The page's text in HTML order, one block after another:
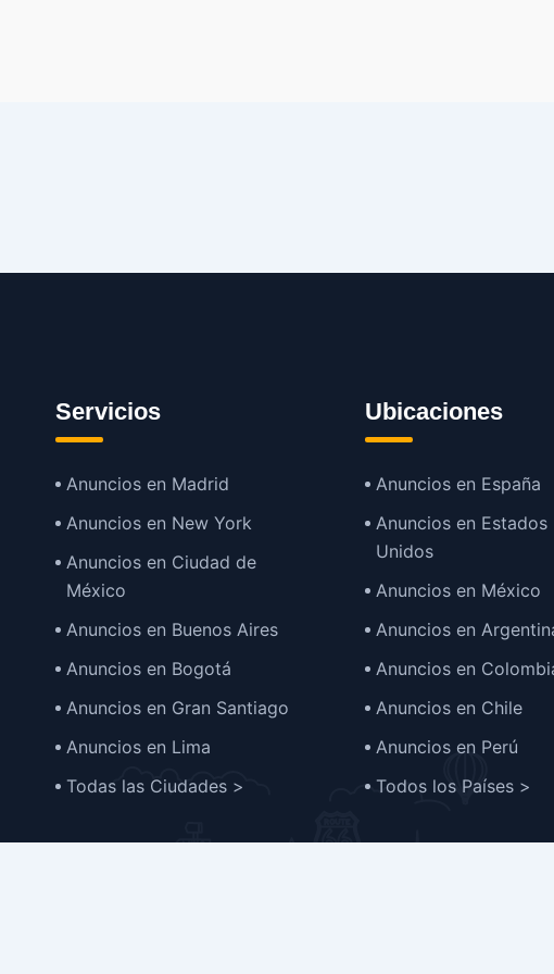
Servicios
Anuncios en Madrid
Anuncios en New York
Anuncios en Ciudad de
México
Anuncios en Buenos Aires
Anuncios en Bogotá
Anuncios en Gran Santiago
Anuncios en Lima
Todas las Ciudades >
Ubicaciones
Anuncios en España
Anuncios en Estados
Unidos
Anuncios en México
Anuncios en
Anuncios en
Anuncios en Chile
Anuncios en Perú
Todos los Países >